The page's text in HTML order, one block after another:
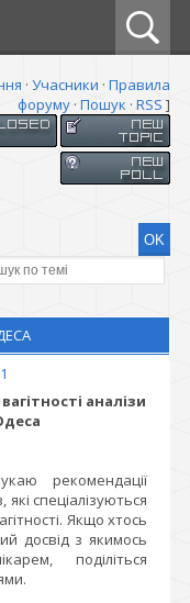
· Учасники · Правила
форуму · Пошук · RSS ]
1
аналізи
рекомендації
які спеціалізуються
Якщо хтось
досвід з якимось
поділіться